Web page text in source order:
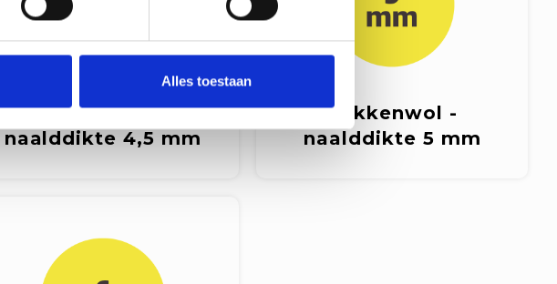
Alles toestaan
Sokkenwol -
naalddikte 4,5 mm
Sokkenwol -
naalddikte 5 mm